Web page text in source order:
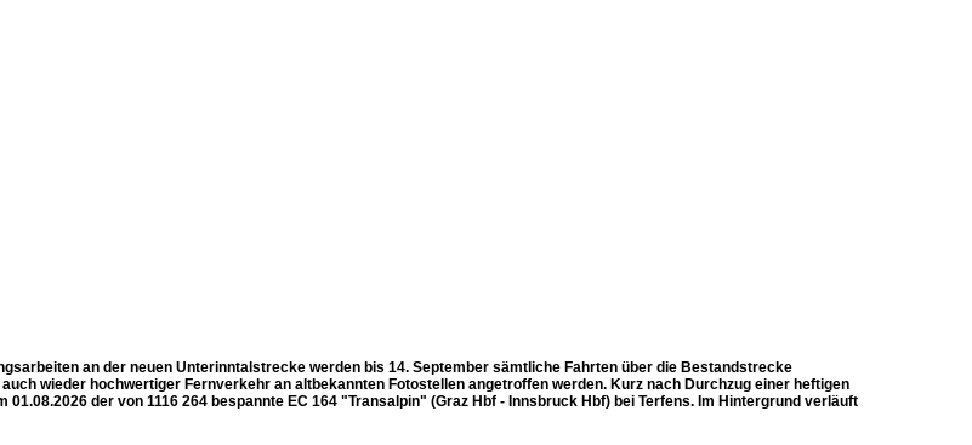
an der neuen Unterinntalstrecke werden bis 14. September sämtliche Fahrten über die Bestandstrecke
wieder hochwertiger Fernverkehr an altbekannten Fotostellen angetroffen werden. Kurz nach Durchzug einer heftigen
01.08.2026 der von 1116 264 bespannte EC 164 "Transalpin" (Graz Hbf - Innsbruck Hbf) bei Terfens. Im Hintergrund verläuft